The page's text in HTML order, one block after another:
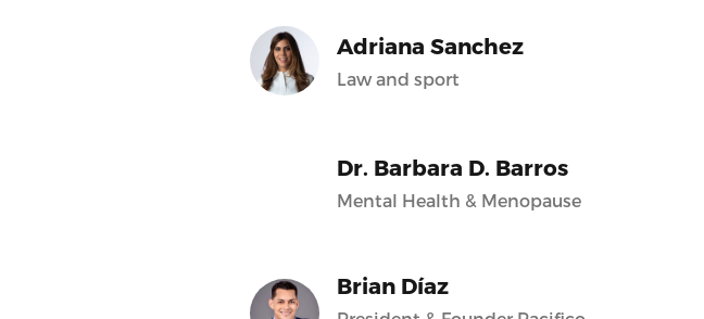
Adriana Sanchez
Law and sport
Dr. Barbara D. Barros
Mental Health & Menopause
Brian Díaz